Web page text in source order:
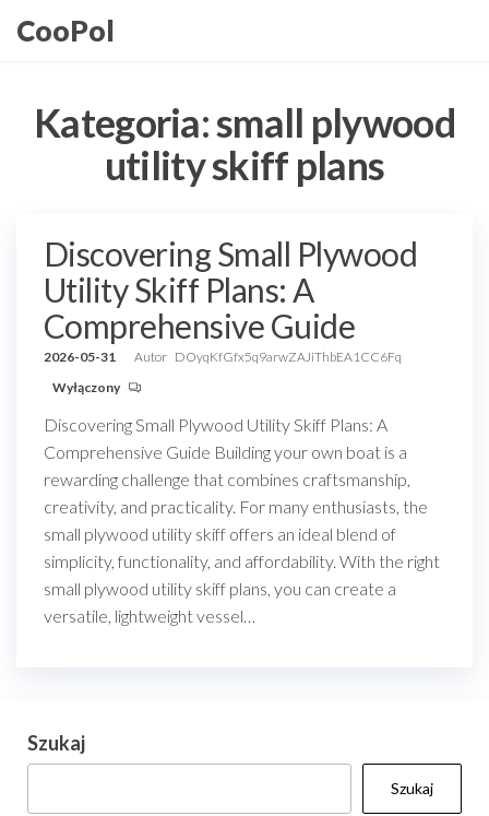
doCooPol
Kategoria:small plywood
utility skiff plans
Discovering Small Plywood
Utility Skiff Plans: A
Comprehensive Guide
2026-05-31 Autor DOyqKfGfx5q9arwZAJiThbEA1CC6Fq
Wyłączony
Discovering Small Plywood Utility Skiff Plans: A
Comprehensive Guide Building your own boat is a
rewarding challenge that combines craftsmanship,
creativity, and practicality. For many enthusiasts, the
small plywood utility skiff offers an ideal blend of
simplicity, functionality, and affordability. With the right
small plywood utility skiff plans, you can create a
versatile, lightweight vessel…
Szukaj
Szukaj